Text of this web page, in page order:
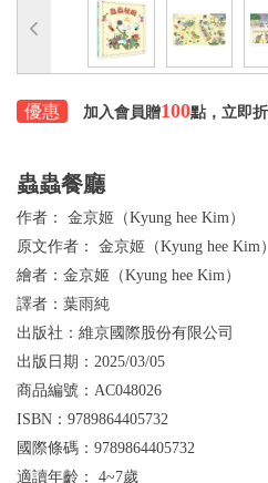
優惠 加入會員贈100點，立即
蟲蟲餐廳
作者： 金京姬（Kyung hee Kim）
原文作者： 金京姬（Kyung hee Kim）
繪者： 金京姬（Kyung hee Kim）
譯者： 葉雨純
出版社： 維京國際股份有限公司
出版日期： 2025/03/05
商品編號： AC048026
ISBN： 9789864405732
國際條碼： 9789864405732
適讀年齡： 4~7歲